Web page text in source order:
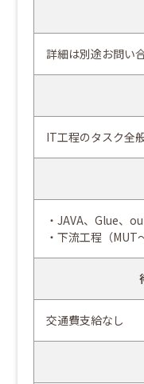
詳細は別途お問い
IT工程のタスク全
・JAVA、Glue、
・下流工程（
交通費支給なし